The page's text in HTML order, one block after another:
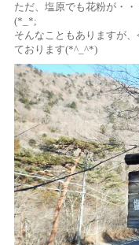
ただ、塩原でも花粉が・
(*_*;
そんなこともありますが
ております(*^_^*)